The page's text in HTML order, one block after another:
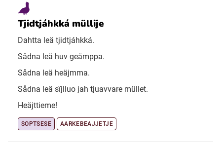
Tjidtjáhkká müllije
Dahtta leä tjidtjáhkká.
Sådna leä huv geämppa.
Sådna leä heäjmma.
Sådna leä sïjlluo jah tjuavvare müllet.
Heäjttieme!
SOPTSESE AARKEBEAJJETJE